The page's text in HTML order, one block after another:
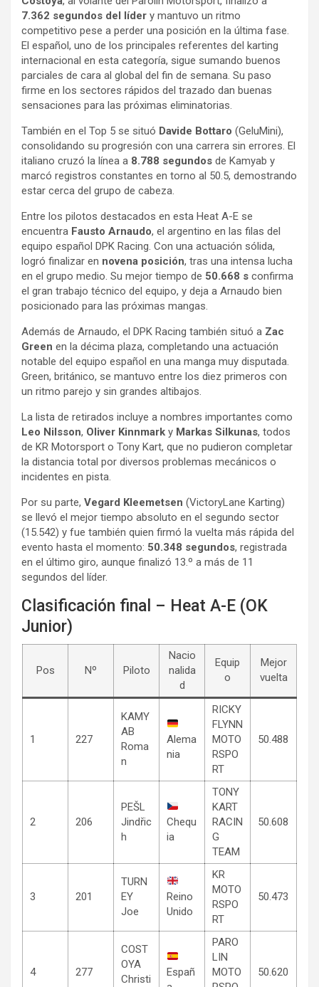
7.362 segundos del líder y mantuvo un ritmo
competitivo pese a perder una posición en la última fase.
El español, uno de los principales referentes del karting
internacional en esta categoría, sigue sumando buenos
parciales de cara al global del fin de semana. Su paso
firme en los sectores rápidos del trazado dan buenas
sensaciones para las próximas eliminatorias.
También en el Top 5 se situó Davide Bottaro (GeluMini),
consolidando su progresión con una carrera sin errores. El
italiano cruzó la línea a 8.788 segundos de Kamyab y
marcó registros constantes en torno al 50.5, demostrando
estar cerca del grupo de cabeza.
Entre los pilotos destacados en esta Heat A-E se
encuentra Fausto Arnaudo, el argentino en las filas del
equipo español DPK Racing. Con una actuación sólida,
logró finalizar en novena posición, tras una intensa lucha
en el grupo medio. Su mejor tiempo de 50.668 s confirma
el gran trabajo técnico del equipo, y deja a Arnaudo bien
posicionado para las próximas mangas.
Además de Arnaudo, el DPK Racing también situó a Zac
Green en la décima plaza, completando una actuación
notable del equipo español en una manga muy disputada.
Green, británico, se mantuvo entre los diez primeros con
un ritmo parejo y sin grandes altibajos.
La lista de retirados incluye a nombres importantes como
Leo Nilsson, Oliver Kinnmark y Markas Silkunas, todos
de KR Motorsport o Tony Kart, que no pudieron completar
la distancia total por diversos problemas mecánicos o
incidentes en pista.
Por su parte, Vegard Kleemetsen (VictoryLane Karting)
se llevó el mejor tiempo absoluto en el segundo sector
(15.542) y fue también quien firmó la vuelta más rápida del
evento hasta el momento: 50.348 segundos, registrada
en el último giro, aunque finalizó 13.º a más de 11
segundos del líder.
Clasificación final – Heat A-E (OK
Junior)
Pos Nº Piloto
Nacio
nalida
d
Equip
o
Mejor
vuelta
1 227
KAMY
AB
Roma
n
Alema
nia
RICKY
FLYNN
MOTO
RSPO
RT
50.488
2 206
PEŠL
Jindřic
h
Chequ
ia
TONY
KART
RACIN
G
TEAM
50.608
3 201
TURN
EY
Joe
Reino
Unido
KR
MOTO
RSPO
RT
50.473
4 277
COST
OYA
Christi
Españ
PARO
LIN
MOTO
50.620